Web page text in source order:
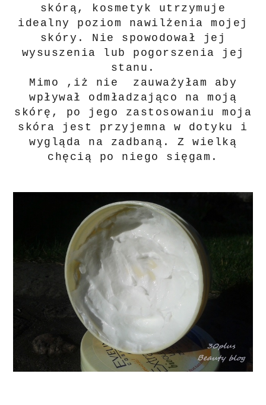
skórą, kosmetyk utrzymuje
idealny poziom nawilżenia mojej
skóry. Nie spowodował jej
wysuszenia lub pogorszenia jej
stanu.
Mimo ,iż nie zauważyłam aby
wpływał odmładzająco na moją
skórę, po jego zastosowaniu moja
skóra jest przyjemna w dotyku i
wygląda na zadbaną. Z wielką
chęcią po niego sięgam.